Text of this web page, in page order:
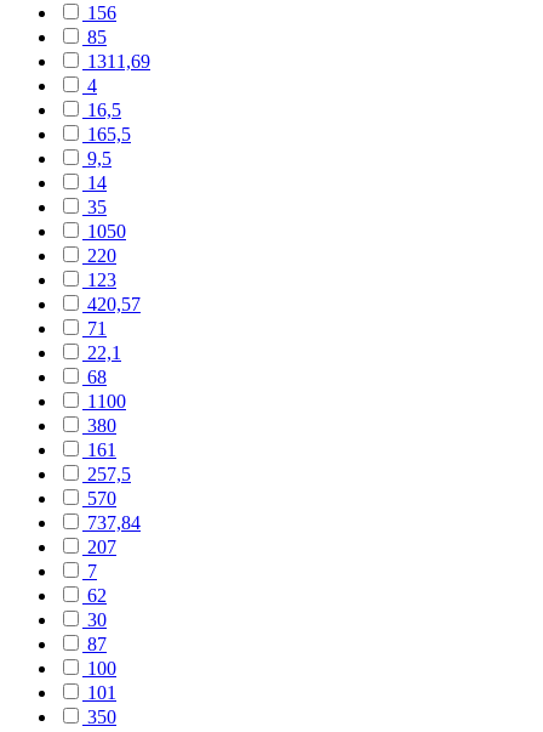
156
85
1311,69
4
16,5
165,5
9,5
14
35
1050
220
123
420,57
71
22,1
68
1100
380
161
257,5
570
737,84
207
7
62
30
87
100
101
350